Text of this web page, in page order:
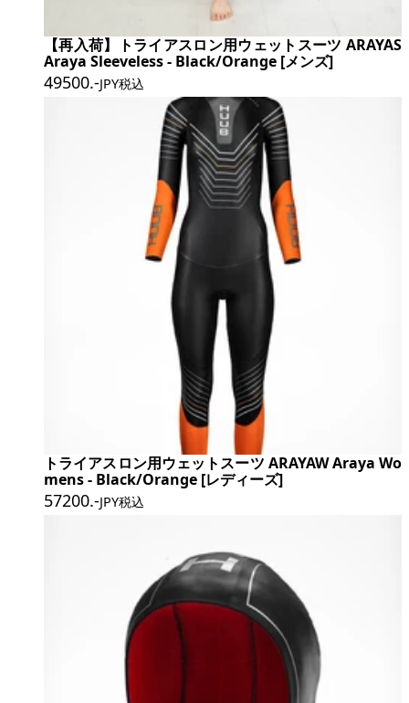
【再入荷】トライアスロン用ウェットスーツ ARAYAS
Araya Sleeveless - Black/Orange [メンズ]
49500.-JPY税込
トライアスロン用ウェットスーツ ARAYAW Araya Wo
mens - Black/Orange [レディーズ]
57200.-JPY税込